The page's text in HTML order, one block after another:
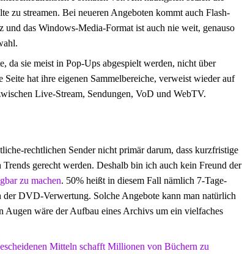
zu streamen. Bei neueren Angeboten kommt auch Flash-
das Windows-Media-Format ist auch nie weit, genauso
da sie meist in Pop-Ups abgespielt werden, nicht über
hat ihre eigenen Sammelbereiche, verweist wieder auf
Live-Stream, Sendungen, VoD und WebTV.
rechtlichen Sender nicht primär darum, dass kurzfristige
gerecht werden. Deshalb bin ich auch kein Freund der
zu machen. 50% heißt in diesem Fall nämlich 7-Tage-
DVD-Verwertung. Solche Angebote kann man natürlich
Augen wäre der Aufbau eines Archivs um ein vielfaches
Mitteln schafft Millionen von Büchern zu